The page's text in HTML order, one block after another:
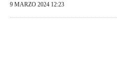
9 MARZO 2024 12:23